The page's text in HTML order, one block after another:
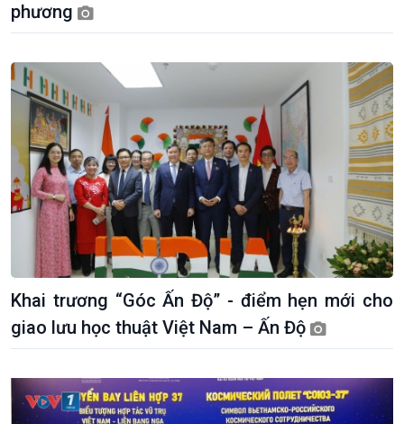
phương
Khai trương “Góc Ấn Độ” - điểm hẹn mới cho
giao lưu học thuật Việt Nam – Ấn Độ